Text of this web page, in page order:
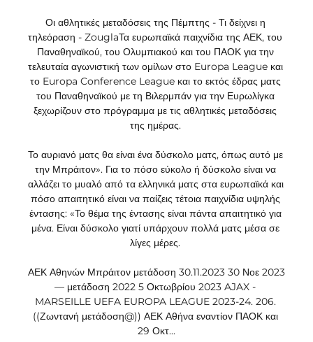
Οι αθλητικές μεταδόσεις της Πέμπτης - Τι δείχνει η
τηλεόραση - ZouglaΤα ευρωπαϊκά παιχνίδια της ΑΕΚ, του
Παναθηναϊκού, του Ολυμπιακού και του ΠΑΟΚ για την
τελευταία αγωνιστική των ομίλων στο Europa League και
το Europa Conference League και το εκτός έδρας ματς
του Παναθηναϊκού με τη Βιλερμπάν για την Ευρωλίγκα
ξεχωρίζουν στο πρόγραμμα με τις αθλητικές μεταδόσεις
της ημέρας.
Το αυριανό ματς θα είναι ένα δύσκολο ματς, όπως αυτό με
την Μπράιτον». Για το πόσο εύκολο ή δύσκολο είναι να
αλλάζει το μυαλό από τα ελληνικά ματς στα ευρωπαϊκά και
πόσο απαιτητικό είναι να παίζεις τέτοια παιχνίδια υψηλής
έντασης: «Το θέμα της έντασης είναι πάντα απαιτητικό για
μένα. Είναι δύσκολο γιατί υπάρχουν πολλά ματς μέσα σε
λίγες μέρες.
ΑΕΚ Αθηνών Μπράιτον μετάδοση 30.11.2023 30 Νοε 2023
— μετάδοση 2022 5 Οκτωβρίου 2023 AJAX -
MARSEILLE UEFA EUROPA LEAGUE 2023-24. 206.
((Ζωντανή μετάδοση@)) ΑΕΚ Αθήνα εναντίον ΠΑΟΚ και
29 Οκτ...